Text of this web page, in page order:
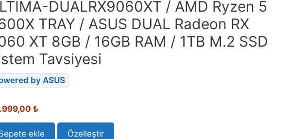
DUALRX9060XT / AMD Ryzen 5
TRAY / ASUS DUAL Radeon RX
XT 8GB / 16GB RAM / 1TB M.2 SSD
Tavsiyesi
by ASUS
₺
ekle Özelleştir